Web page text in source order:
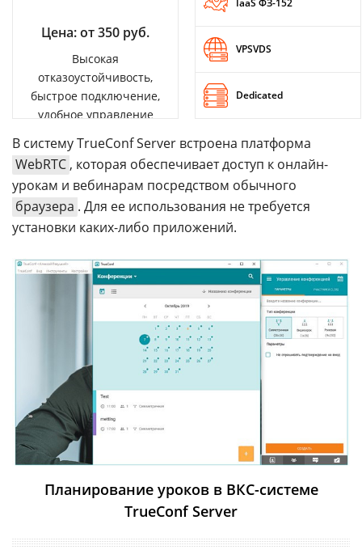
Цена: от 350 руб.
Высокая
отказоустойчивость,
быстрое подключение,
удобное управление
IaaS ФЗ-152
VPSVDS
Dedicated
В систему TrueConf Server встроена платформа
WebRTC , которая обеспечивает доступ к онлайн-
урокам и вебинарам посредством обычного
браузера . Для ее использования не требуется
установки каких-либо приложений.
Планирование уроков в ВКС-системе
TrueConf Server